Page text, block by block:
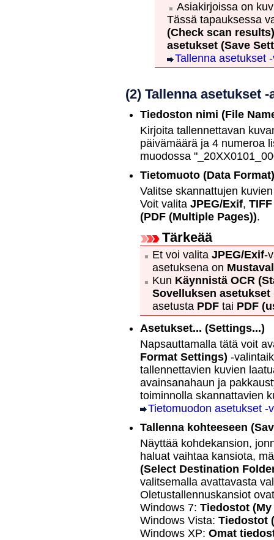
Asiakirjoissa on
Tässä tapauksessa
(Check scan results)
asetukset (Save
Tallenna asetukset
(2) Tallenna asetukset -
Tiedoston nimi (File
Kirjoita tallennettavan
päivämäärä ja 4 numeroa
muodossa
Tietomuoto (Data Format)
Valitse skannattujen
Voit valita JPEG/Exif, TIFF
(PDF (Multiple Pages)).
Tärkeää
Et voi valita JPEG/Exif-
asetuksena on
Kun Käynnistä OCR
Sovelluksen asetukset
asetusta PDF tai PDF
Asetukset... (Settings...)
Napsauttamalla tätä voit
Format Settings) -
tallennettavien kuvien
avainsanahaun ja
toiminnolla skannattavien
Tietomuodon asetukset -
Tallenna kohteeseen
Näyttää kohdekansion,
haluat vaihtaa kansiota,
(Select Destination
valitsemalla avattavasta
Oletustallennuskansiot
Windows 7: Tiedostot
Windows Vista: Tiedostot
Windows XP: Omat